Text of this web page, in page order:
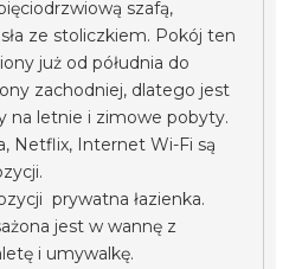
szafą,
ze stoliczkiem. Pokój ten
już od półudnia do
zachodniej, dlatego jest
na letnie i zimowe pobyty.
Netflix, Internet Wi-Fi są
prywatna łazienka.
jest w wannę z
i umywalkę.